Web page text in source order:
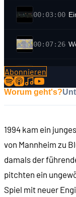
00:03:00
00:07:26
00:15:13
00:20:47
00:21:42
00:23:33
Abonnieren
Worum geht's?
1994 kam ein
von Mannheim zu
damals der
pitchten ein
Spiel mit neuer